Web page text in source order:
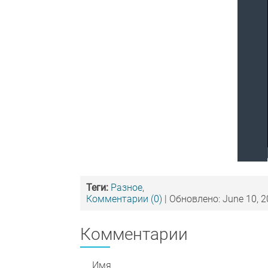
Теги: Разное,
Комментарии (0) | Обновлено: June 10,
Комментарии
Имя